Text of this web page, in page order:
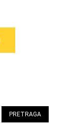
PRETRAGA